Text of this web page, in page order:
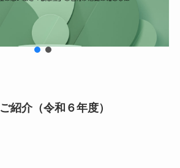
紹介（令和６年度）